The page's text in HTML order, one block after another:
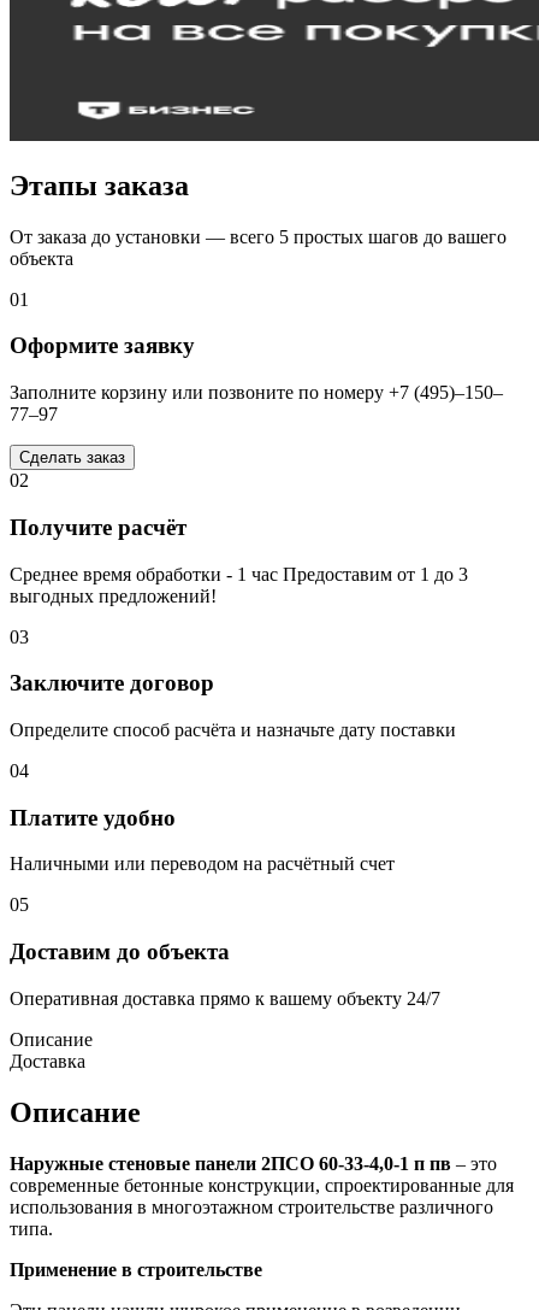
Этапы заказа
От заказа до установки — всего 5 простых шагов до вашего
объекта
01
Оформите заявку
Заполните корзину или позвоните по номеру +7 (495)–150–
77–97
Сделать заказ
02
Получите расчёт
Среднее время обработки - 1 час Предоставим от 1 до 3
выгодных предложений!
03
Заключите договор
Определите способ расчёта и назначьте дату поставки
04
Платите удобно
Наличными или переводом на расчётный счет
05
Доставим до объекта
Оперативная доставка прямо к вашему объекту 24/7
Описание
Доставка
Описание
Наружные стеновые панели 2ПСО 60-33-4,0-1 п пв – это
современные бетонные конструкции, спроектированные для
использования в многоэтажном строительстве различного
типа.
Применение в строительстве